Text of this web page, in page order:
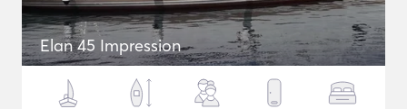
Elan 45 Impression